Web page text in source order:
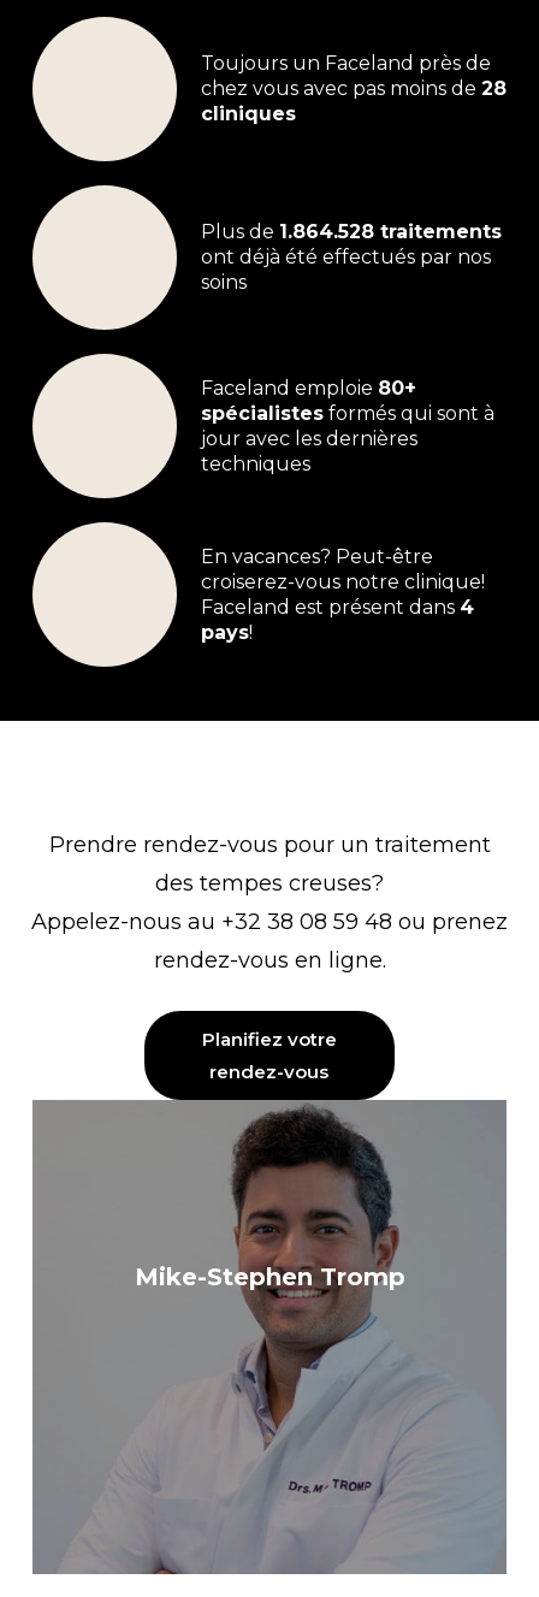
Toujours un Faceland près de
chez vous avec pas moins de 28
cliniques
Plus de 1.864.528 traitements
ont déjà été effectués par nos
soins
Faceland emploie 80+
spécialistesformés qui sont à
jour avec les dernières
techniques
En vacances? Peut-être
croiserez-vous notre clinique!
Faceland est présent dans 4
pays!
Prendre rendez-vous pour un traitement
des tempes creuses?
Appelez-nous au +32 38 08 59 48 ou prenez
rendez-vous en ligne.
Planifiez votre
rendez-vous
Mike-Stephen Tromp